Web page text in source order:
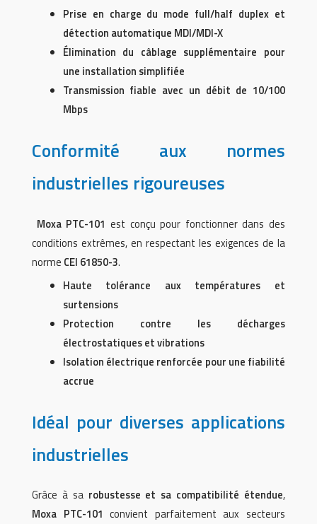
Prise en charge du mode full/half duplex et
détection automatique MDI/MDI-X
Élimination du câblage supplémentaire pour
une installation simplifiée
Transmission fiable avec un débit de 10/100
Mbps
Conformité aux normes
industrielles rigoureuses
Moxa PTC-101 est conçu pour fonctionner dans des
conditions extrêmes, en respectant les exigences de la
norme CEI 61850-3.
Haute tolérance aux températures et
surtensions
Protection contre les décharges
électrostatiques et vibrations
Isolation électrique renforcée pour une fiabilité
accrue
Idéal pour diverses applications
industrielles
Grâce à sa robustesse et sa compatibilité étendue,
Moxa PTC-101 convient parfaitement aux secteurs